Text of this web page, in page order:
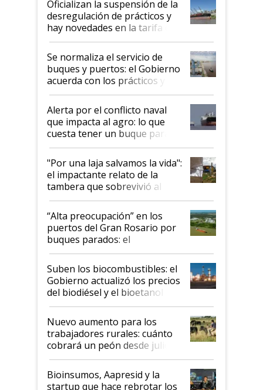
Oficializan la suspensión de la
desregulación de prácticos y
hay novedades en la tarifa de
la hidrovía
Se normaliza el servicio de
buques y puertos: el Gobierno
acuerda con los prácticos y
suspende el decreto de
desregulación
Alerta por el conflicto naval
que impacta al agro: lo que
cuesta tener un buque parado
y el peligro de que Argentina
pase a ser "país sucio"
"Por una laja salvamos la vida":
el impactante relato de la
tambera que sobrevivió al
tornado
“Alta preocupación” en los
puertos del Gran Rosario por
buques parados: el
funcionamiento de las
exportadoras en tensión tras
la medida de fuerza de los
prácticos
Suben los biocombustibles: el
Gobierno actualizó los precios
del biodiésel y el bioetanol
Nuevo aumento para los
trabajadores rurales: cuánto
cobrará un peón desde julio
Bioinsumos, Aapresid y la
startup que hace rebrotar los